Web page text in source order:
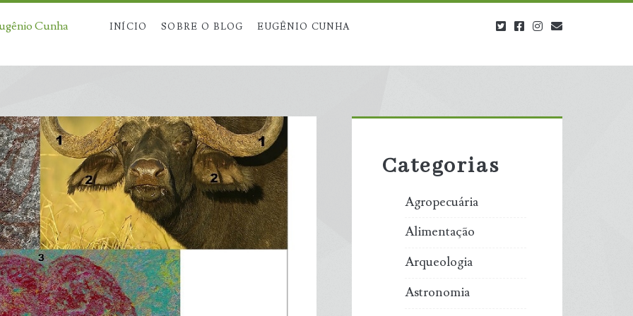
Cunha INÍCIO SOBRE O BLOG EUGÊNIO CUNHA twitterfacebookinstagram
Sidebar
Categorias
Agropecuária
Alimentação
Arqueologia
Astronomia